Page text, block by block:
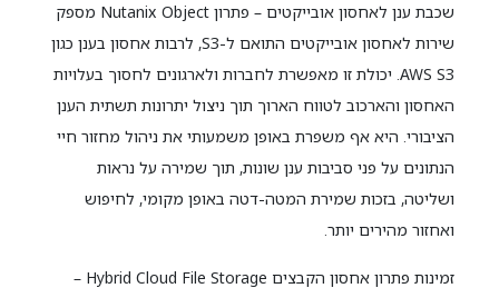
שכבת ענן לאחסון אובייקטים – פתרון Nutanix Object מספק
שירות לאחסון אובייקטים התואם ל-S3, לרבות אחסון בענן כגון
AWS S3. יכולת זו מאפשרת לחברות ולארגונים לחסוך בעלויות
האחסון והארכוב לטווח הארוך תוך ניצול יתרונות תשתית הענן
הציבורי. היא אף משפרת באופן משמעותי את ניהול מחזור חיי
הנתונים על פני סביבות ענן שונות, תוך שמירה על נראות
ושליטה, בזכות שמירת המטה-דטה באופן מקומי, לחיפוש
ואחזור מהירים יותר.
זמינות פתרון אחסון הקבצים Hybrid Cloud File Storage –